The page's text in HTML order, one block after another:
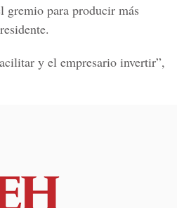
gremio para producir más
y el empresario invertir”,